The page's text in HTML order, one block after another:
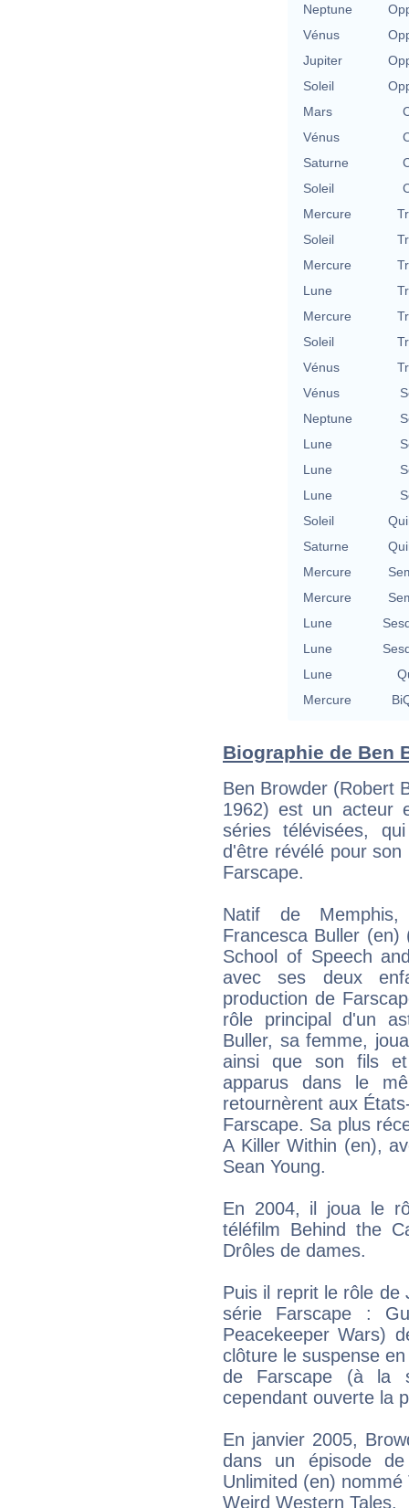
Neptune
Vénus
Jupiter
Soleil
Mars
Vénus
Saturne
Soleil
Mercure
Soleil
Mercure
Lune
Mercure
Soleil
Vénus
Vénus
Neptune
Lune
Lune
Lune
Soleil
Saturne
Mercure
Mercure
Lune
Lune
Lune
Mercure
Biographie de Ben
Ben Browder (Robert
1962) est un acteur
séries télévisées,
d'être révélé pour son
Farscape.
Natif de
Francesca Buller
School of Speech
avec ses deux
production de
rôle principal d'un
Buller, sa femme,
ainsi que son fils
apparus dans le
retournèrent aux
Farscape. Sa plus
A Killer Within (en),
Sean Young.
En 2004, il joua le
téléfilm Behind the
Drôles de dames.
Puis il reprit le rôle de
série Farscape :
Peacekeeper Wars)
clôture le suspense
de Farscape (à la
cependant ouverte la
En janvier 2005,
dans un épisode
Unlimited (en)
Weird Western Tales.